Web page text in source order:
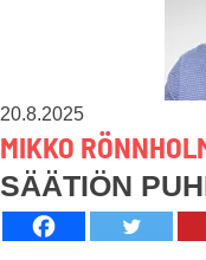
20.8.2025
MIKKO
SÄÄTIÖN